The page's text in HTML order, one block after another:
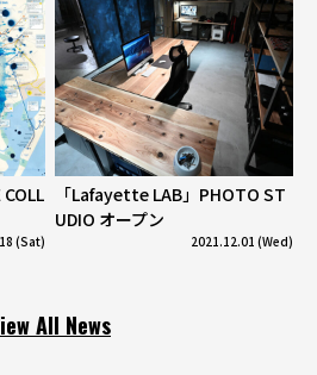
(Sat)
「Lafayette LAB」PHOTO ST
UDIO オープン
2021.12.01 (Wed)
All News